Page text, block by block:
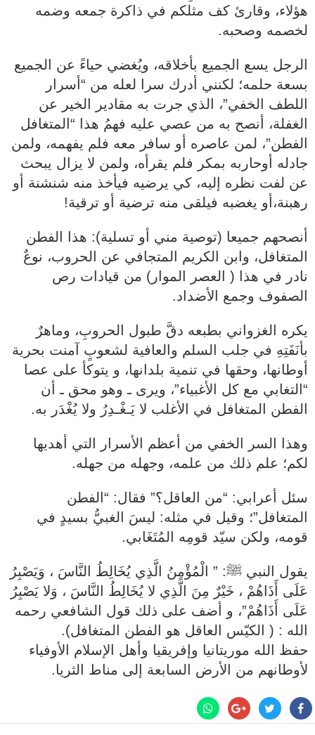
هؤلاء، وقارئ كف مثلكم في ذاكرة جمعه وضمه
لخصمه وصحبه.
الرجل يسع الجميع بأخلاقه، ويُغضي حياءً عن الجميع
بسعة حلمه؛ لكنني أدرك سرا لعله من “أسرار
اللطف الخفي”، الذي جرت به مقادير الخير عن
الغفلة، أنصح به من عصي عليه فهمُ هذا “المتغافل
الفطن”، لمن عاصره أو سافر معه فلم يفهمه، ولمن
جادله أوحاربه بمكر فلم يقرأه، ولمن لا يزال يبحث
عن لفت نظره إليه، كي يرضيه فيأخذ منه شنشنة أو
رهبنة،أو يغضبه فيلقى منه ترضية أو ترقية!
أنصحهم جميعا (توصية مني أو تسلية): هذا الفطن
المتغافل، وابن الكريم المتجافي عن الحروب، نوعٌ
نادر في هذا ( العصر الموار) من قيادات رص
الصفوف وجمع الأضداد.
يكره الغزواني بطبعه دقَّ طبول الحروبِ، وماهرٌ
بأنَفَتِهِ في جلب السلم والعافية لشعوبٍ آمنت بحرية
أوطانها، وحقها في تنمية بلدانها، و يتوكأ على عصا
“التغابي مع كل الأغبياء”، ويرى ـ وهو محق ـ أن
الفطن المتغافل في الأغلب لا يَـغْـدِرُ ولا يُغْدَر به.
وهذا السر الخفي من أعظم الأسرار التي أهديها
لكم؛ علم ذلك من علمه، وجهله من جهله.
سئل أعرابي: “من العاقل؟” ‏فقال: “الفطن
المتغافل”؛ وقيل في مثله: ‏ليسَ الغبيُّ بسيدٍ في
قومه، ولكن سيّد قومِه المُتَغَابي.
يقول النبي ﷺ: ” الْمُؤْمِنُ الَّذِي يُخَالِطُ النَّاسَ ، وَيَصْبِرُ
عَلَى أَذَاهُمْ ، خَيْرٌ مِنَ الَّذِي لا يُخَالِطُ النَّاسَ ، وَلا يَصْبِرُ
عَلَى أَذَاهُمْ”، و أضف على ذلك قول الشافعي رحمه
الله : ( الكيّس العاقل هو الفطن المتغافل).
حفظ الله موريتانيا وإفريقيا وأهل الإسلام الأوفياء
لأوطانهم من الأرض السابعة إلى مناط الثريا.